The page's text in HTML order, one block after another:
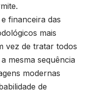
financeira das
mais
vez de tratar todos
mesma sequência
modernas
de